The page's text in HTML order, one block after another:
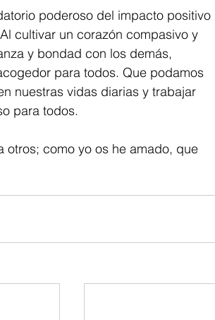
poderoso del impacto positivo
cultivar un corazón compasivo y
y bondad con los demás,
para todos. Que podamos
nuestras vidas diarias y trabajar
para todos.
otros; como yo os he amado, que